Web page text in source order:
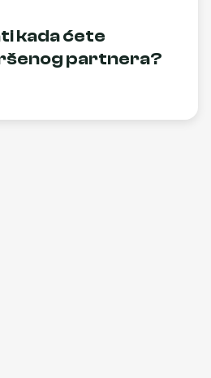
kada ćete
partnera?